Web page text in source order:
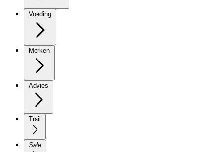
Voeding
Merken
Advies
Trail
Sale